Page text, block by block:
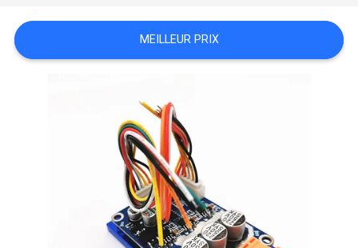
CONTRÔLE
DE
NOUVELLES
MEILLEUR PRIX